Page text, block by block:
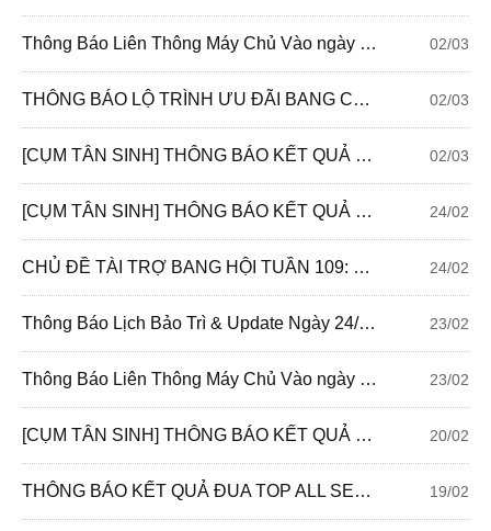
Thông Báo Liên Thông Máy Chủ Vào ngày 03/3/2021 02/03
THÔNG BÁO LỘ TRÌNH ƯU ĐÃI BANG CHỦ THÁNG 2/2021 02/03
[CỤM TÂN SINH] THÔNG BÁO KẾT QUẢ ĐUA TOP DANH VỌNG BANG HỘI 02/03
[CỤM TÂN SINH] THÔNG BÁO KẾT QUẢ ĐUA TOP LỰC CHIẾN 24/02
CHỦ ĐỀ TÀI TRỢ BANG HỘI TUẦN 109: BANG HỘI SÁNG TẠO 24/02
Thông Báo Lịch Bảo Trì & Update Ngày 24/02/2021 23/02
Thông Báo Liên Thông Máy Chủ Vào ngày 24/2/2021 23/02
[CỤM TÂN SINH] THÔNG BÁO KẾT QUẢ ĐUA TOP LỰC CHIẾN THẦN THÚ 20/02
THÔNG BÁO KẾT QUẢ ĐUA TOP ALL SERVER CỤM TRI KỶ: PHÚC KHÍ VẠN NIÊN 19/02